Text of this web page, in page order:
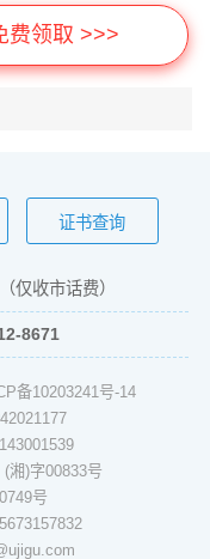
费领取 >>>
证书查询
（仅收市话费）
8671
备10203241号-14
湘)字00833号
号